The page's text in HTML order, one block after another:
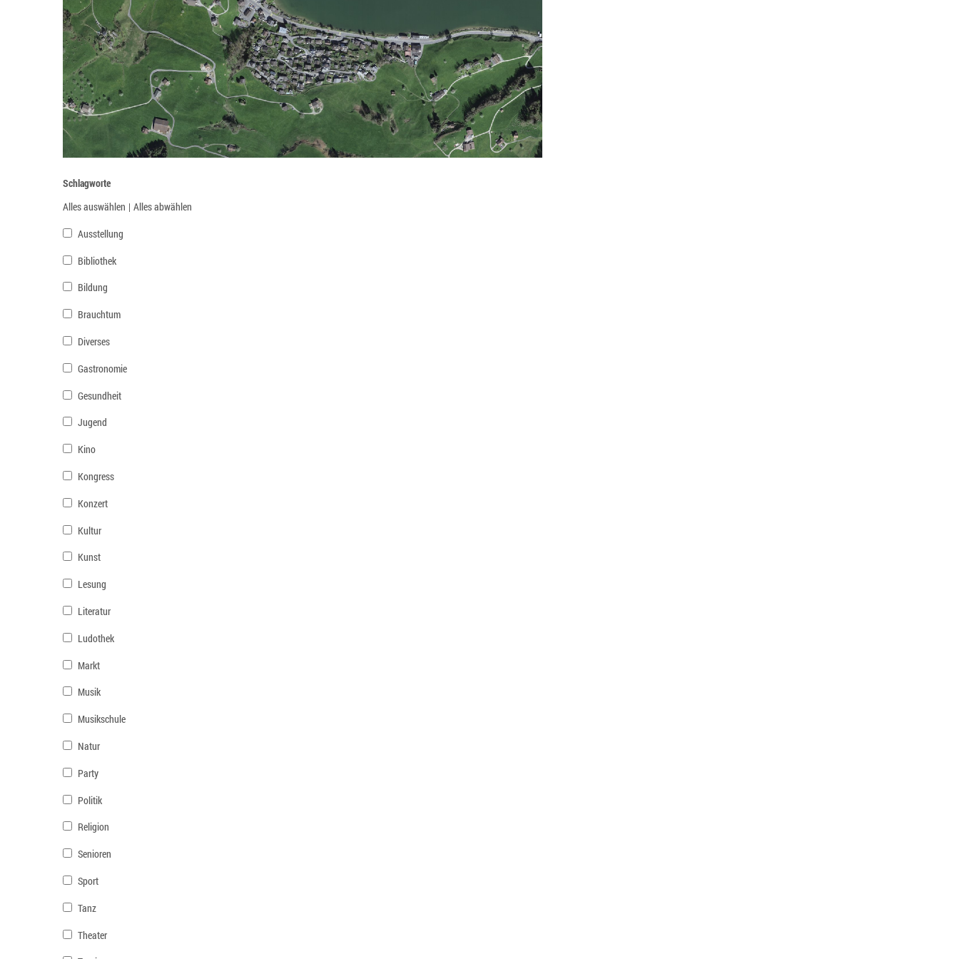
Schlagworte
Alles auswählen | Alles abwählen
Ausstellung
Bibliothek
Bildung
Brauchtum
Diverses
Gastronomie
Gesundheit
Jugend
Kino
Kongress
Konzert
Kultur
Kunst
Lesung
Literatur
Ludothek
Markt
Musik
Musikschule
Natur
Party
Politik
Religion
Senioren
Sport
Tanz
Theater